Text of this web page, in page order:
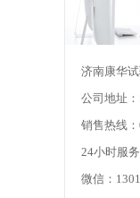
济南康华
公司地址
销售热线
24小时服
微信：